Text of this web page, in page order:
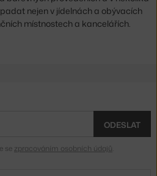
nejen v jídelnách a obývacích
místnostech a kancelářích.
ODESLAT
se zpracováním osobních údajů